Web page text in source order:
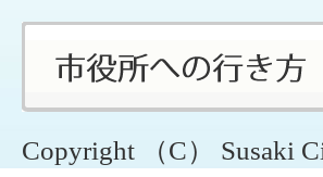
Copyright （C） Susaki